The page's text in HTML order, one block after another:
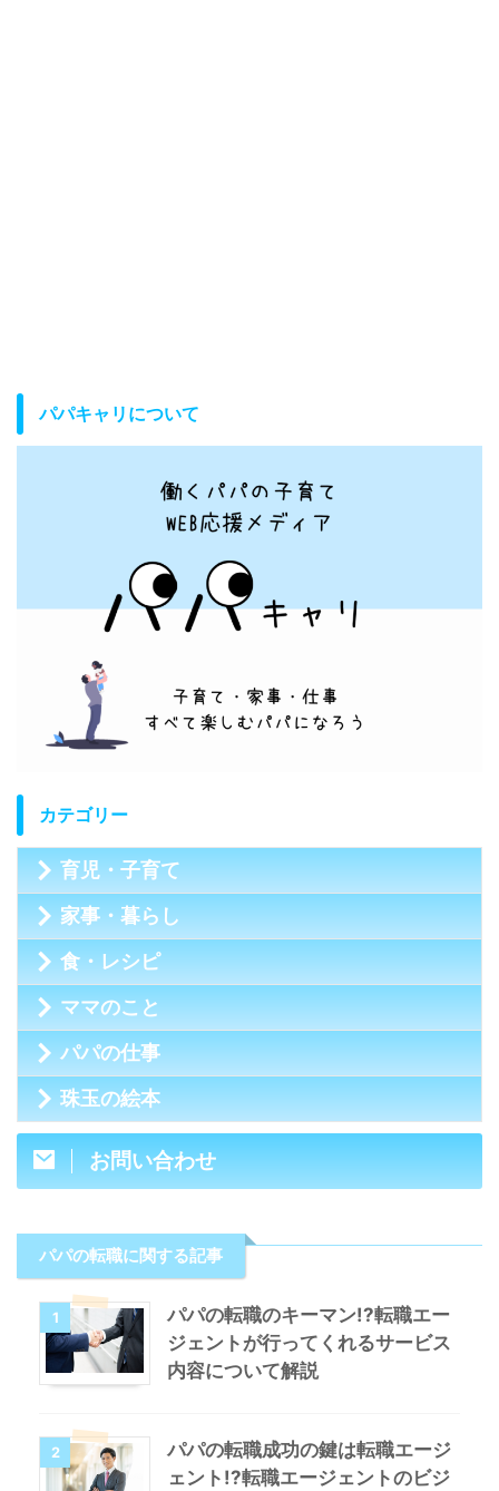
パパキャリについて
カテゴリー
育児・子育て
家事・暮らし
食・レシピ
ママのこと
パパの仕事
珠玉の絵本
お問い合わせ
パパの転職に関する記事
1
パパの転職のキーマン!?転職エー
ジェントが行ってくれるサービス
内容について解説
2
パパの転職成功の鍵は転職エージ
ェント!?転職エージェントのビジ